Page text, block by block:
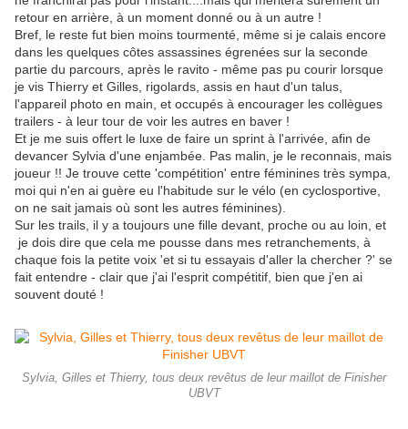
retour en arrière, à un moment donné ou à un autre !
Bref, le reste fut bien moins tourmenté, même si je calais encore
dans les quelques côtes assassines égrenées sur la seconde
partie du parcours, après le ravito - même pas pu courir lorsque
je vis Thierry et Gilles, rigolards, assis en haut d'un talus,
l'appareil photo en main, et occupés à encourager les collègues
trailers - à leur tour de voir les autres en baver !
Et je me suis offert le luxe de faire un sprint à l'arrivée, afin de
devancer Sylvia d'une enjambée. Pas malin, je le reconnais, mais
joueur !! Je trouve cette 'compétition' entre féminines très sympa,
moi qui n'en ai guère eu l'habitude sur le vélo (en cyclosportive,
on ne sait jamais où sont les autres féminines).
Sur les trails, il y a toujours une fille devant, proche ou au loin, et
je dois dire que cela me pousse dans mes retranchements, à
chaque fois la petite voix 'et si tu essayais d'aller la chercher ?' se
fait entendre - clair que j'ai l'esprit compétitif, bien que j'en ai
souvent douté !
Sylvia, Gilles et Thierry, tous deux revêtus de leur maillot de Finisher
UBVT